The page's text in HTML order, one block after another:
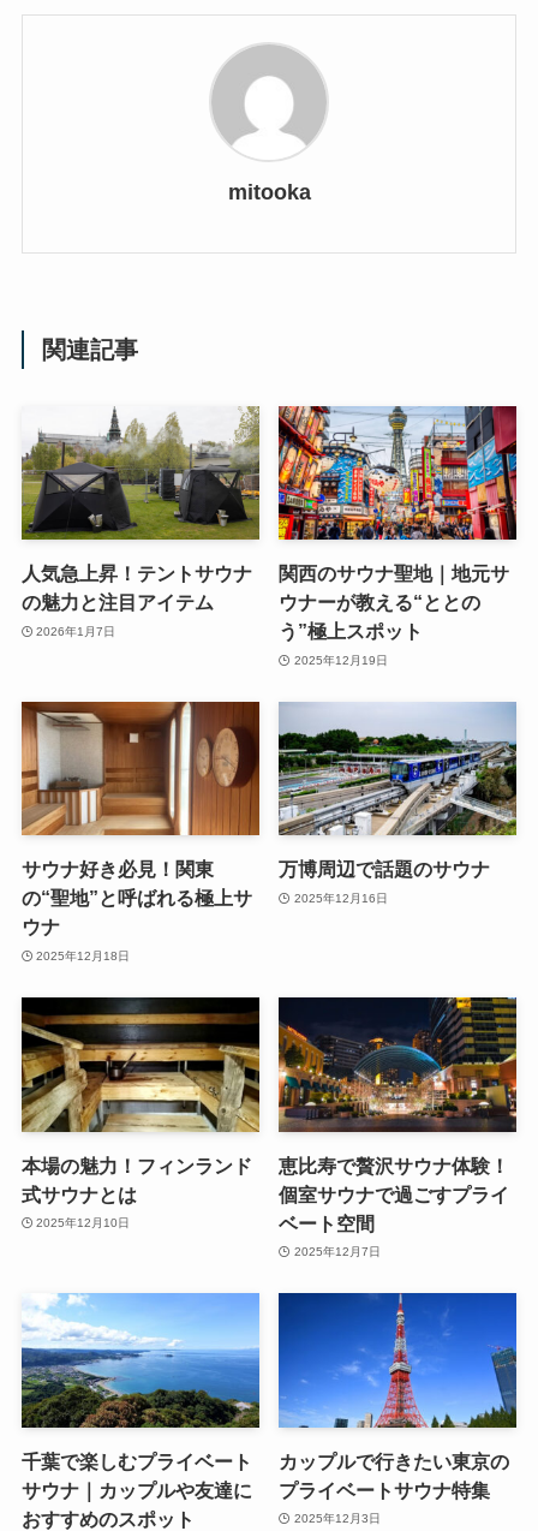
mitooka
関連記事
人気急上昇！テントサウナ
の魅力と注目アイテム
2026年1月7日
関西のサウナ聖地｜地元サ
ウナーが教える“ととの
う”極上スポット
2025年12月19日
サウナ好き必見！関東
の“聖地”と呼ばれる極上サ
ウナ
2025年12月18日
万博周辺で話題のサウナ
2025年12月16日
本場の魅力！フィンランド
式サウナとは
2025年12月10日
恵比寿で贅沢サウナ体験！
個室サウナで過ごすプライ
ベート空間
2025年12月7日
千葉で楽しむプライベート
サウナ｜カップルや友達に
おすすめのスポット
カップルで行きたい東京の
プライベートサウナ特集
2025年12月3日